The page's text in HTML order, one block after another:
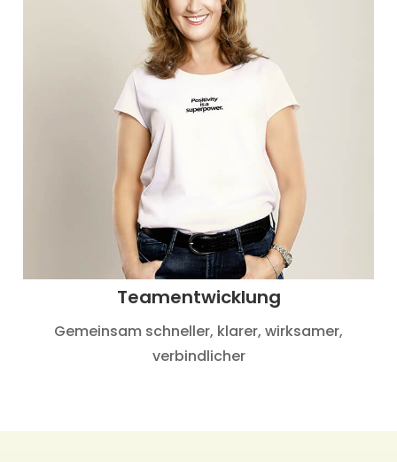
Teamentwicklung
Gemeinsam schneller, klarer, wirksamer,
verbindlicher